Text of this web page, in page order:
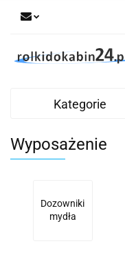
Kategorie
Wyposażenie
Dozowniki
mydła